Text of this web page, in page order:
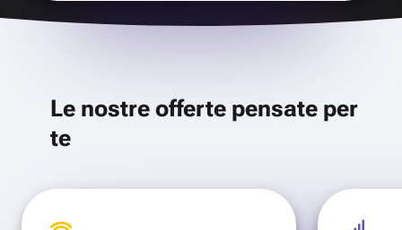
Le nostre offerte pensate per
te